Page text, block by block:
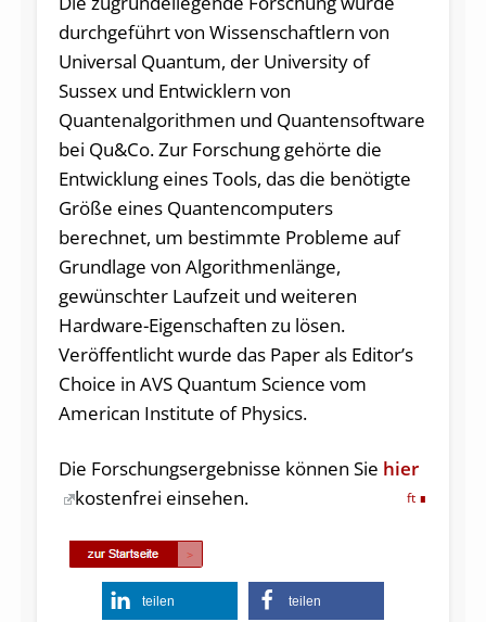
durchgeführt von Wissenschaftlern von
Universal Quantum, der University of
Sussex und Entwicklern von
Quantenalgorithmen und Quantensoftware
bei Qu&Co. Zur Forschung gehörte die
Entwicklung eines Tools, das die benötigte
Größe eines Quantencomputers
berechnet, um bestimmte Probleme auf
Grundlage von Algorithmenlänge,
gewünschter Laufzeit und weiteren
Hardware-Eigenschaften zu lösen.
Veröffentlicht wurde das Paper als Editor’s
Choice in AVS Quantum Science vom
American Institute of Physics.
Die Forschungsergebnisse können Sie hier
kostenfrei einsehen.
ft
teilen teilen